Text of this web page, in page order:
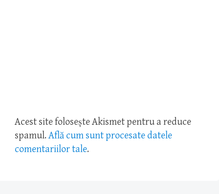
Acest site folosește Akismet pentru a reduce
spamul. Află cum sunt procesate datele
comentariilor tale.